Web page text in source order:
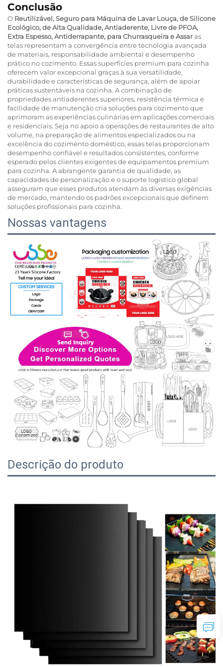
Conclusão
O Reutilizável, Seguro para Máquina de Lavar Louça, de Silicone
Ecológico, de Alta Qualidade, Antiaderente, Livre de PFOA,
Extra Espesso, Antiderrapante, para Churrasqueira e Assaras
telas representam a convergência entre tecnologia avançada
de materiais, responsabilidade ambiental e desempenho
prático no cozimento. Essas superfícies premium para cozinha
oferecem valor excepcional graças à sua versatilidade,
durabilidade e características de segurança, além de apoiar
práticas sustentáveis na cozinha. A combinação de
propriedades antiaderentes superiores, resistência térmica e
facilidade de manutenção cria soluções para cozimento que
aprimoram as experiências culinárias em aplicações comerciais
e residenciais. Seja no apoio a operações de restaurantes de alto
volume, na preparação de alimentos especializados ou na
excelência do cozimento doméstico, essas telas proporcionam
desempenho confiável e resultados consistentes, conforme
esperado pelos clientes exigentes de equipamentos premium
para cozinha. A abrangente garantia de qualidade, as
capacidades de personalização e o suporte logístico global
asseguram que esses produtos atendam às diversas exigências
de mercado, mantendo os padrões excepcionais que definem
soluções profissionais para cozinha.
Nossas vantagens
Descrição do produto